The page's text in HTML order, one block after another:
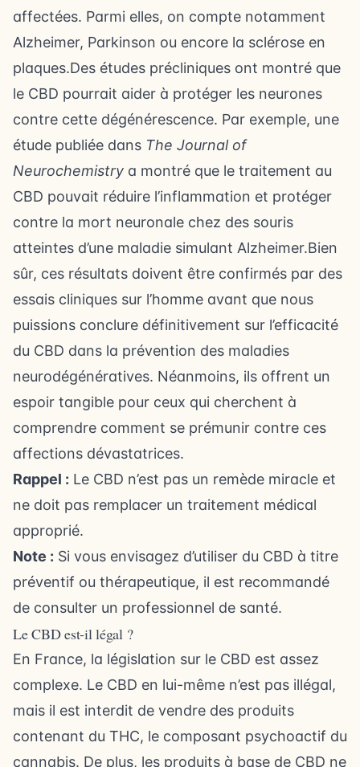
affectées. Parmi elles, on compte notamment
Alzheimer, Parkinson ou encore la sclérose en
plaques.Des études précliniques ont montré que
le CBD pourrait aider à protéger les neurones
contre cette dégénérescence. Par exemple, une
étude publiée dans The Journal of
Neurochemistry a montré que le traitement au
CBD pouvait réduire l’inflammation et protéger
contre la mort neuronale chez des souris
atteintes d’une maladie simulant Alzheimer.Bien
sûr, ces résultats doivent être confirmés par des
essais cliniques sur l’homme avant que nous
puissions conclure définitivement sur l’efficacité
du CBD dans la prévention des maladies
neurodégénératives. Néanmoins, ils offrent un
espoir tangible pour ceux qui cherchent à
comprendre comment se prémunir contre ces
affections dévastatrices.
Rappel : Le CBD n’est pas un remède miracle et
ne doit pas remplacer un traitement médical
approprié.
Note : Si vous envisagez d’utiliser du CBD à titre
préventif ou thérapeutique, il est recommandé
de consulter un professionnel de santé.
Le CBD est-il légal ?
En France, la législation sur le CBD est assez
complexe. Le CBD en lui-même n’est pas illégal,
mais il est interdit de vendre des produits
contenant du THC, le composant psychoactif du
cannabis. De plus, les produits à base de CBD ne